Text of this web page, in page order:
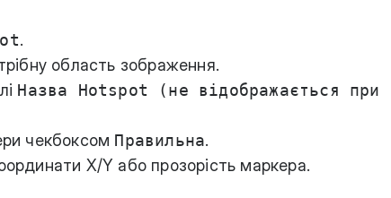
.
область зображення.
Назва Hotspot (не відображається при
чекбоксом Правильна.
X/Y або прозорість маркера.